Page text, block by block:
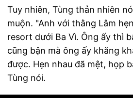
Tuy nhiên, Tùng thản nhiên
muộn. "Anh với thằng Lâm
resort dưới Ba Vì. Ông ấy thì
cũng bận mà ông ấy khăng
được. Hẹn nhau đã mệt, họp
Tùng nói.